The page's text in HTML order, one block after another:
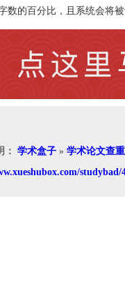
数的百分比，且系统会将
： 学术盒子 » 学术论文查
studybad/